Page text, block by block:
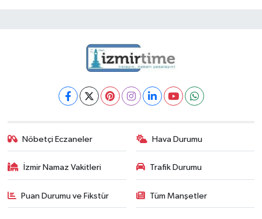
Nöbetçi Eczaneler Hava Durumu
İzmir Namaz Vakitleri Trafik Durumu
Puan Durumu ve Fikstür Tüm Manşetler